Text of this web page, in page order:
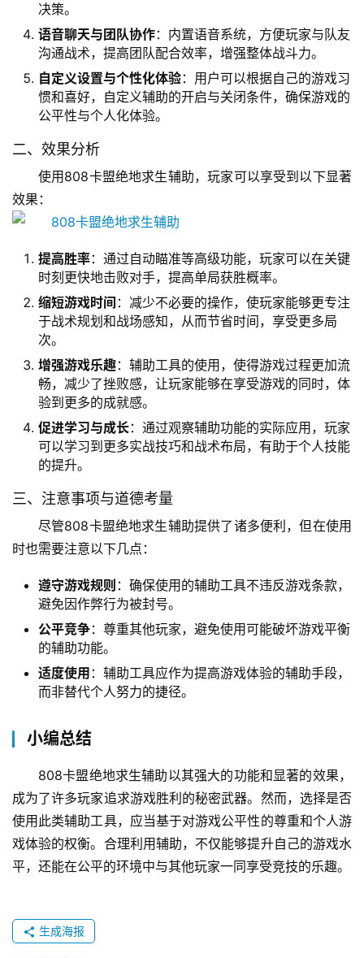
决策。
语音聊天与团队协作：内置语音系统，方便玩家与队友
沟通战术，提高团队配合效率，增强整体战斗力。
自定义设置与个性化体验：用户可以根据自己的游戏习
惯和喜好，自定义辅助的开启与关闭条件，确保游戏的
公平性与个人化体验。
二、效果分析
使用808卡盟绝地求生辅助，玩家可以享受到以下显著
效果：
提高胜率：通过自动瞄准等高级功能，玩家可以在关键
时刻更快地击败对手，提高单局获胜概率。
缩短游戏时间 ：减少不必要的操作，使玩家能够更专注
于战术规划和战场感知，从而节省时间，享受更多局
次。
增强游戏乐趣：辅助工具的使用，使得游戏过程更加流
畅，减少了挫败感，让玩家能够在享受游戏的同时，体
验到更多的成就感。
促进学习与成长：通过观察辅助功能的实际应用，玩家
可以学习到更多实战技巧和战术布局，有助于个人技能
的提升。
三、注意事项与道德考量
尽管808卡盟绝地求生辅助提供了诸多便利，但在使用
时也需要注意以下几点：
遵守游戏规则 ：确保使用的辅助工具不违反游戏条款，
避免因作弊行为被封号。
公平竞争：尊重其他玩家，避免使用可能破坏游戏平衡
的辅助功能。
适度使用 ：辅助工具应作为提高游戏体验的辅助手段，
而非替代个人努力的捷径。
小编总结
808卡盟绝地求生辅助以其强大的功能和显著的效果，
成为了许多玩家追求游戏胜利的秘密武器。然而，选择是否
使用此类辅助工具，应当基于对游戏公平性的尊重和个人游
戏体验的权衡。合理利用辅助，不仅能够提升自己的游戏水
平，还能在公平的环境中与其他玩家一同享受竞技的乐趣。
生成海报